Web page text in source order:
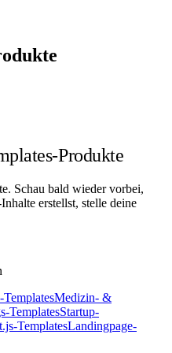
Produkte
Schau bald wieder vorbei,
erstellst, stelle deine
Medizin- &
TemplatesStartup-
TemplatesLandingpage-